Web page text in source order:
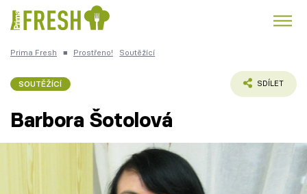
Česká kuchyně
Témata
Prima Fresh ■ Prostřeno! Soutěžící
SOUTĚŽÍCÍ SDÍLET
Barbora Šotolová